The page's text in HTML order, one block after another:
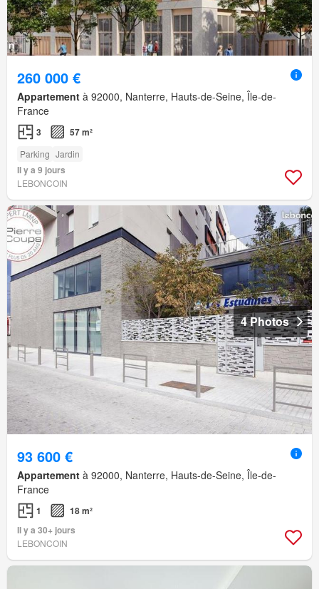
260 000 €
Appartement à 92000, Nanterre, Hauts-de-Seine, Île-de-
France
3 57 m²
Parking Jardin
Il y a 9 jours
LEBONCOIN
4 Photos
93 600 €
Appartement à 92000, Nanterre, Hauts-de-Seine, Île-de-
France
1
18 m²
Il y a 30+ jours
LEBONCOIN